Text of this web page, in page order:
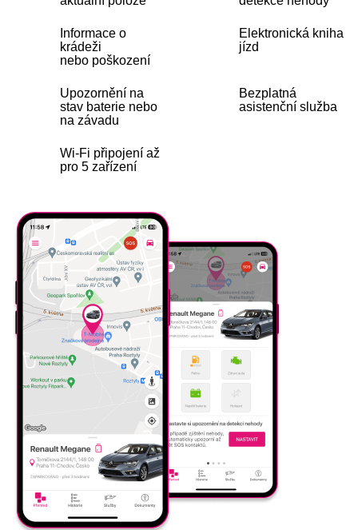
Informace o
krádeži
nebo poškození
Elektronická kniha
jízd
Upozornění na
stav baterie nebo
na závadu
Bezplatná
asistenční služba
Wi-Fi připojení až
pro 5 zařízení